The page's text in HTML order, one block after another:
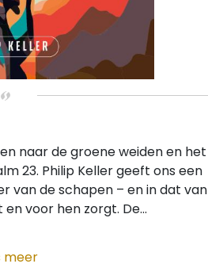
naar de groene weiden en het
23. Philip Keller geeft ons een
van de schapen – en in dat van
voor hen zorgt. De...
meer